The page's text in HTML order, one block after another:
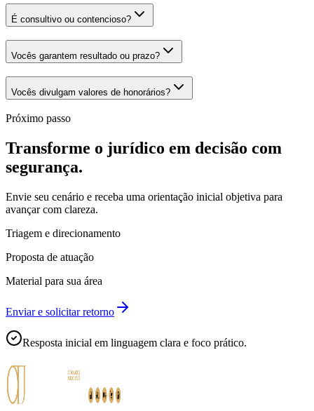
É consultivo ou contencioso?
Vocês garantem resultado ou prazo?
Vocês divulgam valores de honorários?
Próximo passo
Transforme o jurídico em decisão com
segurança.
Envie seu cenário e receba uma orientação inicial objetiva para
avançar com clareza.
Triagem e direcionamento
Proposta de atuação
Material para sua área
Enviar e solicitar retorno
Resposta inicial em linguagem clara e foco prático.